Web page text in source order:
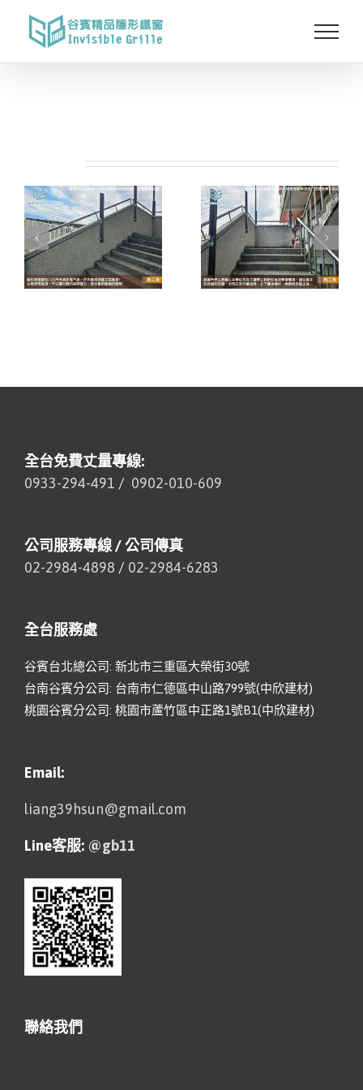
全台免費丈量專線:
0933-294-491 / 0902-010-609
公司服務專線 / 公司傳真
02-2984-4898 / 02-2984-6283
全台服務處
谷賓台北總公司: 新北市三重區大榮街30號
台南谷賓分公司: 台南市仁德區中山路799號(中欣建材)
桃園谷賓分公司: 桃園市蘆竹區中正路1號B1(中欣建材)
Email:
liang39hsun@gmail.com
Line客服: @gb11
聯絡我們